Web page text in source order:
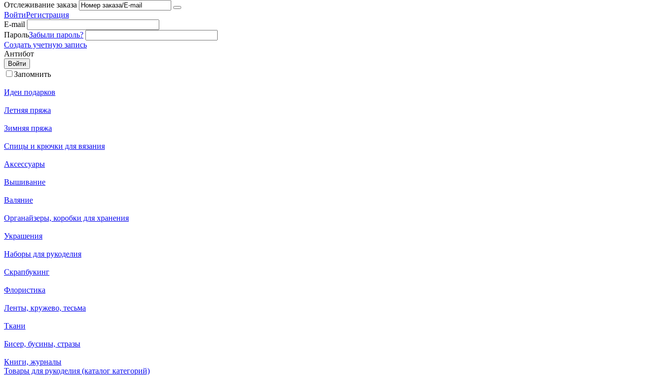
Отслеживание заказа
ВойтиРегистрация
E-mail
ПарольЗабыли пароль?
Создать учетную запись
Антибот
Войти
Запомнить
Идеи подарков
Летняя пряжа
Зимняя пряжа
Спицы и крючки для вязания
Аксессуары
Вышивание
Валяние
Органайзеры, коробки для хранения
Украшения
Наборы для рукоделия
Скрапбукинг
Флористика
Ленты, кружево, тесьма
Ткани
Бисер, бусины, стразы
Книги, журналы
Товары для рукоделия (каталог категорий)